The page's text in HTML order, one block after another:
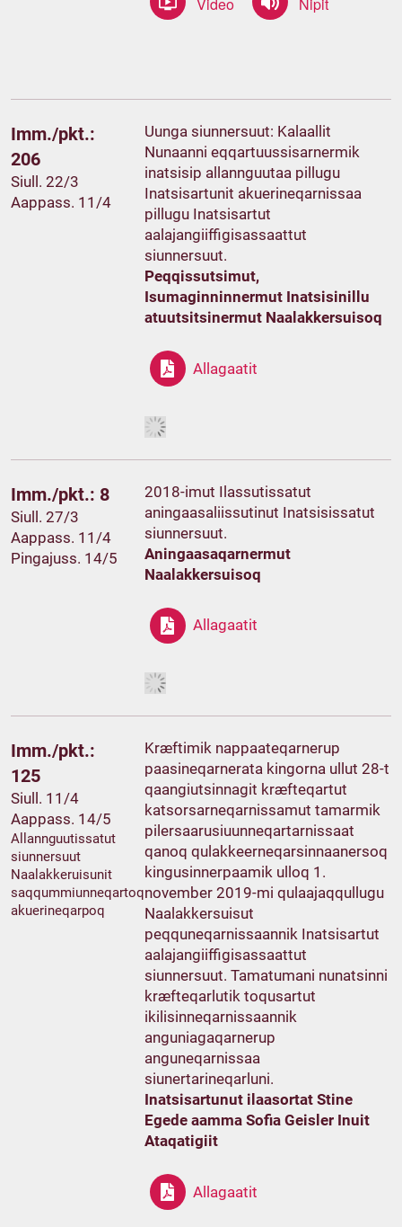
Imm./pkt.:
206
Siull. 22/3
Aappass. 11/4
Uunga siunnersuut: Kalaallit
Nunaanni eqqartuussisarnermik
inatsisip allannguutaa pillugu
Inatsisartunit akuerineqarnissaa
pillugu Inatsisartut
aalajangiiffigisassaattut
siunnersuut.
Peqqissutsimut,
Isumaginninnermut Inatsisinillu
atuutsitsinermut Naalakkersuisoq
Allagaatit
Imm./pkt.: 8
Siull. 27/3
Aappass. 11/4
Pingajuss. 14/5
2018-imut Ilassutissatut
aningaasaliissutinut Inatsisissatut
siunnersuut.
Aningaasaqarnermut
Naalakkersuisoq
Allagaatit
Imm./pkt.:
125
Siull. 11/4
Aappass. 14/5
Allannguutissatut
siunnersuut
Naalakkeruisunit
saqqummiunneqartoq
akuerineqarpoq
Kræftimik nappaateqarnerup
paasineqarnerata kingorna ullut 28-t
qaangiutsinnagit kræfteqartut
katsorsarneqarnissamut tamarmik
pilersaarusiuunneqartarnissaat
qanoq qulakkeerneqarsinnaanersoq
kingusinnerpaamik ulloq 1.
november 2019-mi qulaajaqqullugu
Naalakkersuisut
peqquneqarnissaannik Inatsisartut
aalajangiiffigisassaattut
siunnersuut. Tamatumani nunatsinni
kræfteqarlutik toqusartut
ikilisinneqarnissaannik
anguniagaqarnerup
anguneqarnissaa
siunertarineqarluni.
Inatsisartunut ilaasortat Stine
Egede aamma Sofia Geisler Inuit
Ataqatigiit
Allagaatit